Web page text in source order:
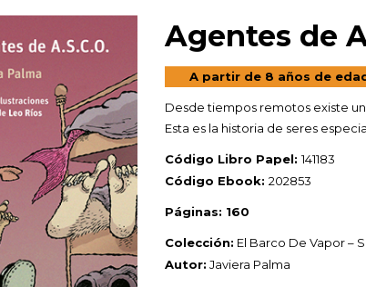
Agentes de
A partir de 8 años de
Desde tiempos remotos existe
Esta es la historia de seres
Código Libro Papel:141183
Código Ebook: 202853
Páginas: 160
Colección: El Barco De Vapor –
Autor: Javiera Palma